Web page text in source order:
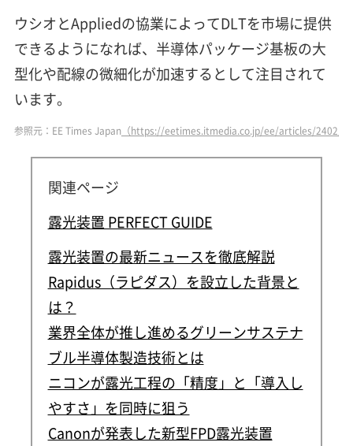
ウシオとAppliedの協業によってDLTを市場に提供
できるようになれば、半導体パッケージ基板の大
型化や配線の微細化が加速するとして注目されて
います。
参照元：EE Times Japan（https://eetimes.itmedia.co.jp/ee/articles/2402/
関連ページ
露光装置 PERFECT GUIDE
露光装置の最新ニュースを徹底解説
Rapidus（ラピダス）を設立した背景と
は？
業界全体が推し進めるグリーンサステナ
ブル半導体製造技術とは
ニコンが露光工程の「精度」と「導入し
やすさ」を同時に狙う
Canonが発表した新型FPD露光装置